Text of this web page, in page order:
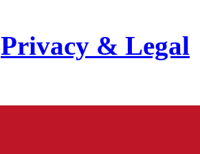
Privacy & Legal